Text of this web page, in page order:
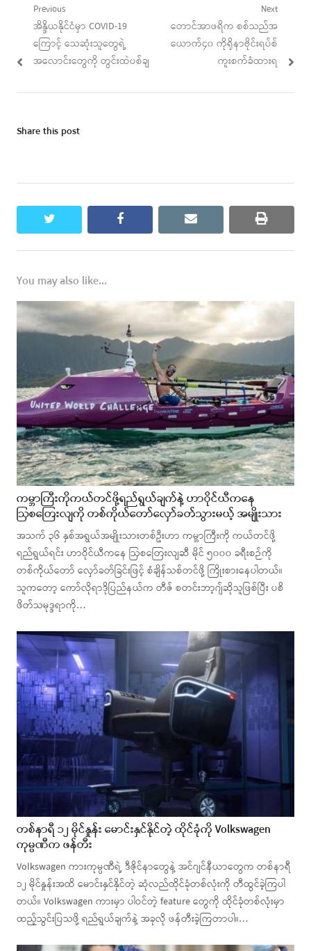
Post
navigation
Previous
Previous
post:
အိန္ဒိယနိုင်ငံမှာ COVID-19
ကြောင့် သေဆုံးသူတွေရဲ့
အလောင်းတွေကို တွင်းထဲပစ်ချ
Next
Next
post:
တောင်အာဖရိက စစ်သည်အ
ယောက်၄၀ ကိုရိုနာဗိုင်းရပ်စ်
ကူးစက်ခံထားရ
Share this post
twitter facebook email print
You may also like...
ကမ္ဘာကြီးကိုကယ်တင်ဖို့ရည်ရွယ်ချက်နဲ့ ဟာဝိုင်ယီကနေ
ဩစတြေးလျကို တစ်ကိုယ်တော်လှော်ခတ်သွားမယ့် အမျိုးသား
အသက် ၃၆ နှစ်အရွယ်အမျိုးသားတစ်ဦးဟာ ကမ္ဘာကြီးကို ကယ်တင်ဖို့
ရည်ရွယ်ရင်း ဟာဝိုင်ယီကနေ ဩစတြေးလျဆီ မိုင် ၅၀၀၀ ခရီးစဉ်ကို
တစ်ကိုယ်တော် လှော်ခတ်ခြင်းဖြင့် စံချိန်သစ်တင်ဖို့ ကြိုးစားနေပါတယ်။
သူကတော့ ကော်လိုရာဒိုပြည်နယ်က တီဇ် စတင်းဘာ့ဂျ်ဆိုသူဖြစ်ပြီး ပစိ
ဖိတ်သမုဒ္ဒရာကို…
တစ်နာရီ ၁၂ မိုင်နှုန်း မောင်းနှင်နိုင်တဲ့ ထိုင်ခုံကို Volkswagen
ကုမ္ပဏီက ဖန်တီး
Volkswagen ကားကုမ္ပဏီရဲ့ ဒီဇိုင်နာတွေနဲ့ အင်ဂျင်နီယာတွေက တစ်နာရီ
၁၂ မိုင်နှုန်းအထိ မောင်းနှင်နိုင်တဲ့ ဆုံလည်ထိုင်ခုံတစ်လုံးကို တီထွင်ခဲ့ကြပါ
တယ်။ Volkswagen ကားမှာ ပါဝင်တဲ့ feature တွေကို ထိုင်ခုံတစ်လုံးမှာ
ထည့်သွင်းပြသဖို့ ရည်ရွယ်ချက်နဲ့ အခုလို ဖန်တီးခဲ့ကြတာပါ။…